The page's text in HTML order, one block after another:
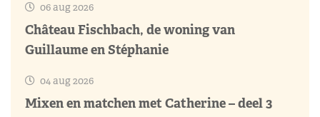
06 aug 2026
Château Fischbach, de woning van
Guillaume en Stéphanie
04 aug 2026
Mixen en matchen met Catherine – deel 3